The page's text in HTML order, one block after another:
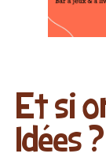
Et si
Idées ?